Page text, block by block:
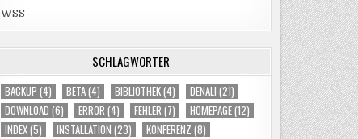
WSS
SCHLAGWÖRTER
BACKUP (4) BETA(4) BIBLIOTHEK(4) DENALI (21)
DOWNLOAD (6) ERROR (4) FEHLER (7) HOMEPAGE(12)
INDEX(5) INSTALLATION (23) KONFERENZ (8)